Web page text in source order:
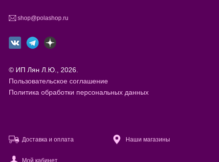
shop@polashop.ru
© ИП Лян Л.Ю., 2026.
Пользовательское соглашение
Политика обработки персональных данных
Доставка и оплата Наши магазины
Мой кабинет